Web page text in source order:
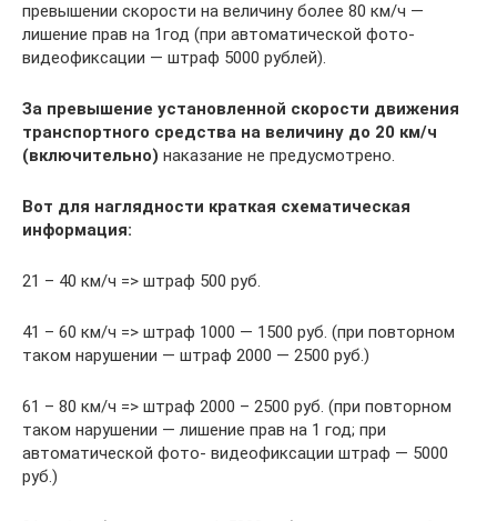
превышении скорости на величину более 80 км/ч —
лишение прав на 1год (при автоматической фото-
видеофиксации — штраф 5000 рублей).
За превышение установленной скорости движения
транспортного средства на величину до 20 км/ч
(включительно) наказание не предусмотрено.
Вот для наглядности краткая схематическая
информация:
21 – 40 км/ч => штраф 500 руб.
41 – 60 км/ч => штраф 1000 — 1500 руб. (при повторном
таком нарушении — штраф 2000 — 2500 руб.)
61 – 80 км/ч => штраф 2000 – 2500 руб. (при повторном
таком нарушении — лишение прав на 1 год; при
автоматической фото- видеофиксации штраф — 5000
руб.)